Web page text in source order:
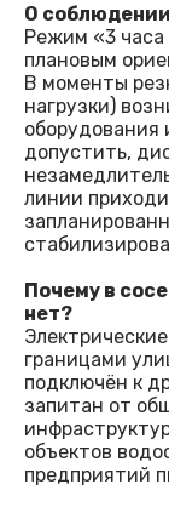
О
Режим «3 часа
плановым
В моменты
нагрузки)
оборудования
допустить,
линии
Почему в
нет?
границами
подключён к
запитан от
объектов
предприятий